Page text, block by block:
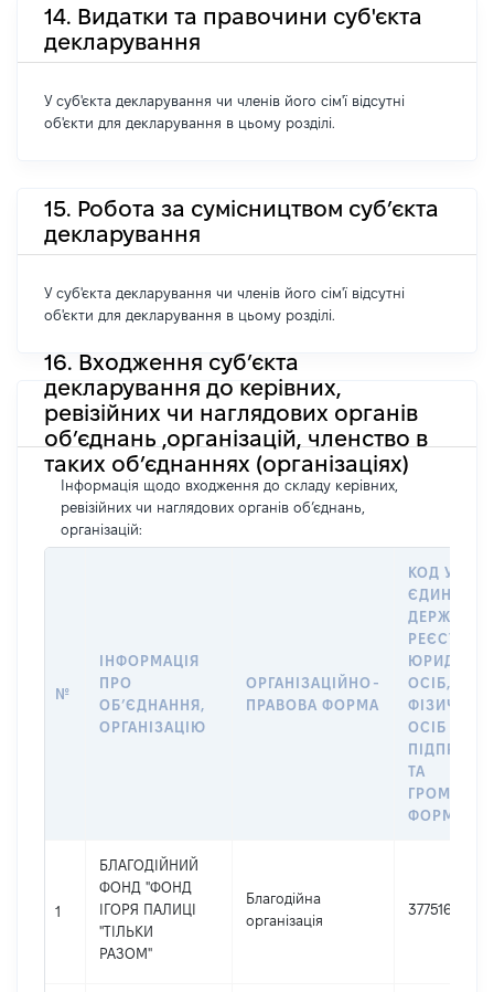
14. Видатки та правочини суб'єкта
декларування
У суб'єкта декларування чи членів його сім'ї відсутні
об'єкти для декларування в цьому розділі.
15. Робота за сумісництвом суб’єкта
декларування
У суб'єкта декларування чи членів його сім'ї відсутні
об'єкти для декларування в цьому розділі.
16. Входження суб’єкта
декларування до керівних,
ревізійних чи наглядових органів
об’єднань ,організацій, членство в
таких об’єднаннях (організаціях)
Інформація щодо входження до складу керівних,
ревізійних чи наглядових органів об’єднань,
організацій:
№
ІНФОРМАЦІЯ
ПРО
ОБʼЄДНАННЯ,
ОРГАНІЗАЦІЮ
ОРГАНІЗАЦІЙНО-
ПРАВОВА ФОРМА
КОД У
ЄДИНОМУ
РЕЄСТРІ
ОСІБ,
ФІЗИЧНИХ
ОСІБ –
ТА
1
БЛАГОДІЙНИЙ
ФОНД "ФОНД
ІГОРЯ ПАЛИЦІ
"ТІЛЬКИ
РАЗОМ"
Благодійна
організація
37751619